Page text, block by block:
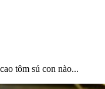
tôm sú con nào...